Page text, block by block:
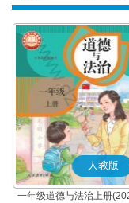
人教版
一年级道德与法治上册